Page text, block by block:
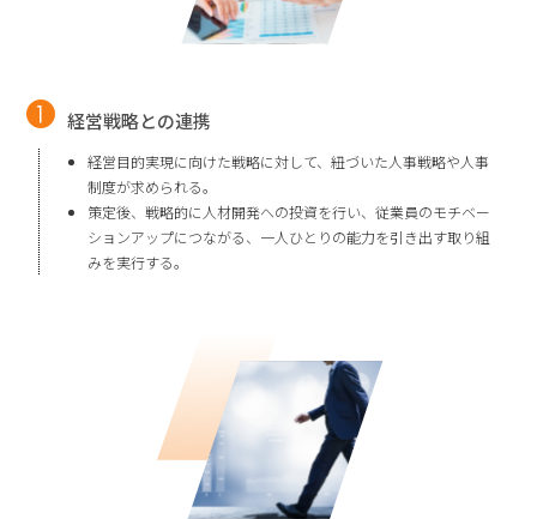
経営戦略との連携
経営目的実現に向けた戦略に対して、紐づいた人事戦略や人事
制度が求められる。
策定後、戦略的に人材開発への投資を行い、従業員のモチベー
ションアップにつながる、一人ひとりの能力を引き出す取り組
みを実行する。